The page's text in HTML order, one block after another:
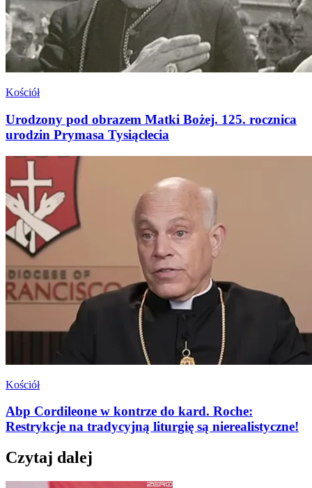
Kościół
Urodzony pod obrazem Matki Bożej. 125. rocznica
urodzin Prymasa Tysiąclecia
Kościół
Abp Cordileone w kontrze do kard. Roche:
Restrykcje na tradycyjną liturgię są nierealistyczne!
Czytaj dalej